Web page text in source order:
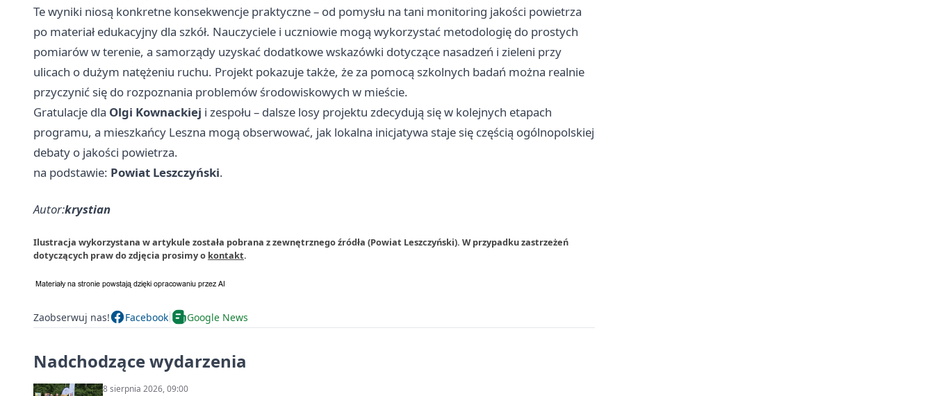
Te wyniki niosą konkretne konsekwencje praktyczne – od pomysłu na tani monitoring jakości powietrza
po materiał edukacyjny dla szkół. Nauczyciele i uczniowie mogą wykorzystać metodologię do prostych
pomiarów w terenie, a samorządy uzyskać dodatkowe wskazówki dotyczące nasadzeń i zieleni przy
ulicach o dużym natężeniu ruchu. Projekt pokazuje także, że za pomocą szkolnych badań można realnie
przyczynić się do rozpoznania problemów środowiskowych w mieście.
Gratulacje dla Olgi Kownackiej i zespołu – dalsze losy projektu zdecydują się w kolejnych etapach
programu, a mieszkańcy Leszna mogą obserwować, jak lokalna inicjatywa staje się częścią ogólnopolskiej
debaty o jakości powietrza.
na podstawie: Powiat Leszczyński.
Autor:krystian
Ilustracja wykorzystana w artykule została pobrana z zewnętrznego źródła (Powiat Leszczyński). W przypadku zastrzeżeń
dotyczących praw do zdjęcia prosimy o kontakt.
Zaobserwuj nas! Facebook Google News
Nadchodzące wydarzenia
8 sierpnia 2026, 09:00